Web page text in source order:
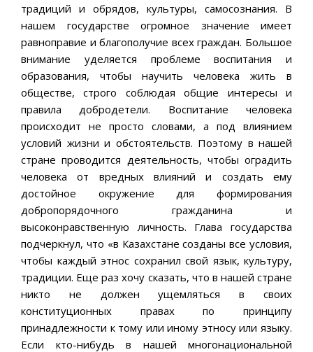
традиций и обрядов, культуры, самосознания. В
нашем государстве огромное значение имеет
равноправие и благополучие всех граждан. Большое
внимание уделяется проблеме воспитания и
образования, чтобы научить человека жить в
обществе, строго соблюдая общие интересы и
правила добродетели. Воспитание человека
происходит не просто словами, а под влиянием
условий жизни и обстоятельств. Поэтому в нашей
стране проводится деятельность, чтобы оградить
человека от вредных влияний и создать ему
достойное окружение для формирования
добропорядочного гражданина и
высоконравственную личность. Глава государства
подчеркнул, что «в Казахстане созданы все условия,
чтобы каждый этнос сохранил свой язык, культуру,
традиции. Еще раз хочу сказать, что в нашей стране
никто не должен ущемляться в своих
конституционных правах по принципу
принадлежности к тому или иному этносу или языку.
Если кто-нибудь в нашей многонациональной